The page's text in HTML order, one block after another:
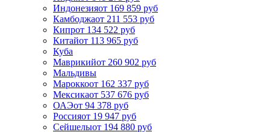
Индонезияот 169 859 руб
Камбоджаот 211 553 руб
Кипрот 134 522 руб
Китайот 113 965 руб
Куба
Маврикийот 260 902 руб
Мальдивы
Мароккоот 162 337 руб
Мексикаот 537 676 руб
ОАЭот 94 378 руб
Россияот 19 947 руб
Сейшелыот 194 880 руб